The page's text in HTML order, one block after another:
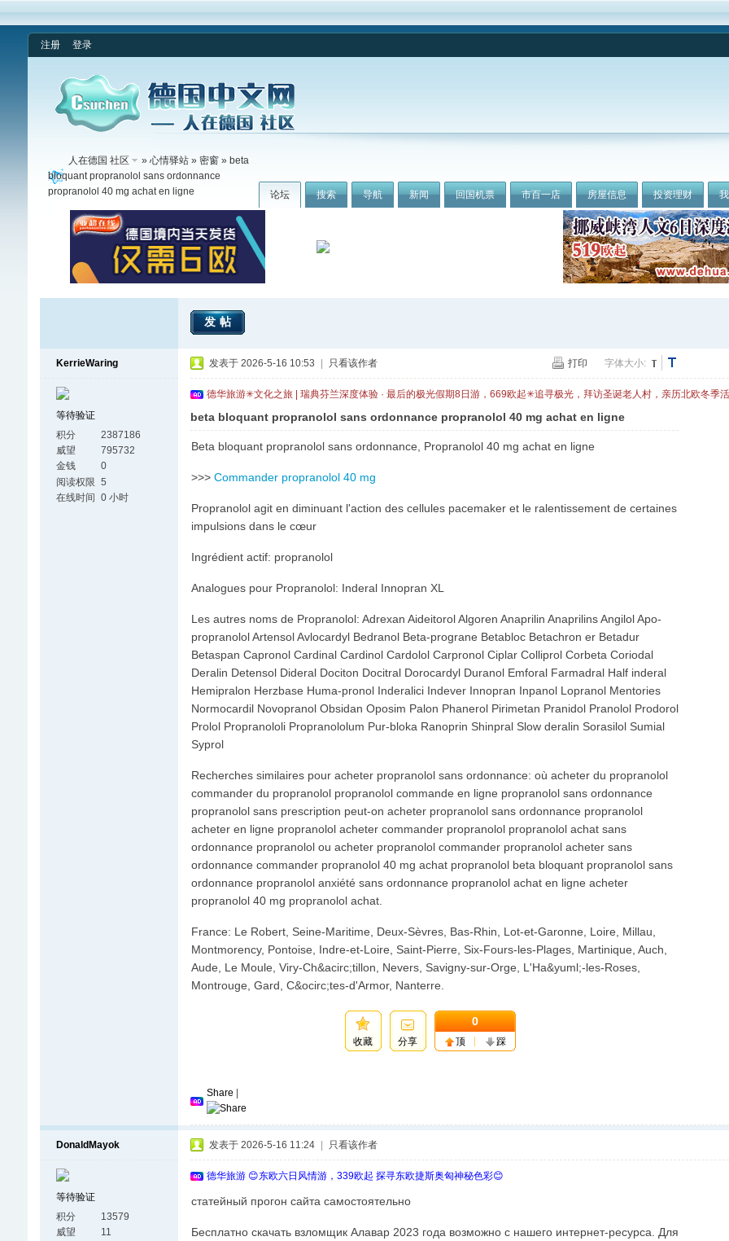
注册 登录
论坛 搜索 导航 新闻 回国机票 市百一店 房屋信息 投资理财
人在德国 社区 » 心情驿站» 密窗» beta
bloquant propranolol sans ordonnance
propranolol 40 mg achat en ligne
发帖
KerrieWaring
等待验证
积分
2387186
威望
795732
金钱
0
阅读权限 5
在线时间 0 小时
打印 字体大小:
发表于 2026-5-16 10:53 只看该作者
德华旅游✳文化之旅 | 瑞典芬兰深度体验 · 最后的极光假期8日游，669欧起✳追寻极光，拜访圣诞老人村，亲历北欧冬季
beta bloquant propranolol sans ordonnance propranolol 40 mg achat en ligne
Beta bloquant propranolol sans ordonnance, Propranolol 40 mg achat en ligne
>>> Commander propranolol 40 mg
Propranolol agit en diminuant l'action des cellules pacemaker et le ralentissement de certaines
impulsions dans le cœur
Ingrédient actif: propranolol
Analogues pour Propranolol: Inderal Innopran XL
Les autres noms de Propranolol: Adrexan Aideitorol Algoren Anaprilin Anaprilins Angilol Apo-
propranolol Artensol Avlocardyl Bedranol Beta-prograne Betabloc Betachron er Betadur
Betaspan Capronol Cardinal Cardinol Cardolol Carpronol Ciplar Colliprol Corbeta Coriodal
Deralin Detensol Dideral Dociton Docitral Dorocardyl Duranol Emforal Farmadral Half inderal
Hemipralon Herzbase Huma-pronol Inderalici Indever Innopran Inpanol Lopranol Mentories
Normocardil Novopranol Obsidan Oposim Palon Phanerol Pirimetan Pranidol Pranolol Prodorol
Prolol Propranololi Propranololum Pur-bloka Ranoprin Shinpral Slow deralin Sorasilol Sumial
Syprol
Recherches similaires pour acheter propranolol sans ordonnance: où acheter du propranolol
commander du propranolol propranolol commande en ligne propranolol sans ordonnance
propranolol sans prescription peut-on acheter propranolol sans ordonnance propranolol
acheter en ligne propranolol acheter commander propranolol propranolol achat sans
ordonnance propranolol ou acheter propranolol commander propranolol acheter sans
ordonnance commander propranolol 40 mg achat propranolol beta bloquant propranolol sans
ordonnance propranolol anxiété sans ordonnance propranolol achat en ligne acheter
propranolol 40 mg propranolol achat.
France: Le Robert, Seine-Maritime, Deux-Sèvres, Bas-Rhin, Lot-et-Garonne, Loire, Millau,
Montmorency, Pontoise, Indre-et-Loire, Saint-Pierre, Six-Fours-les-Plages, Martinique, Auch,
Aude, Le Moule, Viry-Ch&acirc;tillon, Nevers, Savigny-sur-Orge, L'Ha&yuml;-les-Roses,
Montrouge, Gard, C&ocirc;tes-d'Armor, Nanterre.
收藏 分享
0
顶 踩
Share
DonaldMayok
等待验证
积分
13579
威望
11
发表于 2026-5-16 11:24 只看该作者
德华旅游 😊东欧六日风情游，339欧起 探寻东欧捷斯奥匈神秘色彩😊
статейный прогон сайта самостоятельно
Бесплатно скачать взломщик Алавар 2023 года возможно с нашего интернет-ресурса. Для